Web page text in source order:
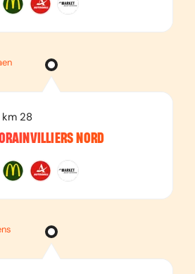
28
NORD